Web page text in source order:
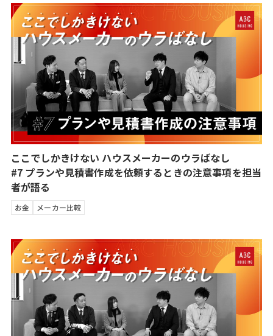
ここでしかきけない ハウスメーカーのウラばなし
#7 プランや見積書作成を依頼するときの注意事項を担当
者が語る
お金 メーカー比較